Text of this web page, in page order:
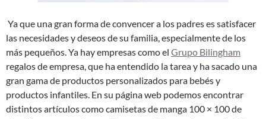
Ya que una gran forma de convencer a los padres es satisfacer
las necesidades y deseos de su familia, especialmente de los
más pequeños. Ya hay empresas como el Grupo Bilingham
regalos de empresa, que ha entendido la tarea y ha sacado una
gran gama de productos personalizados para bebés y
productos infantiles. En su página web podemos encontrar
distintos artículos como camisetas de manga 100 × 100 de